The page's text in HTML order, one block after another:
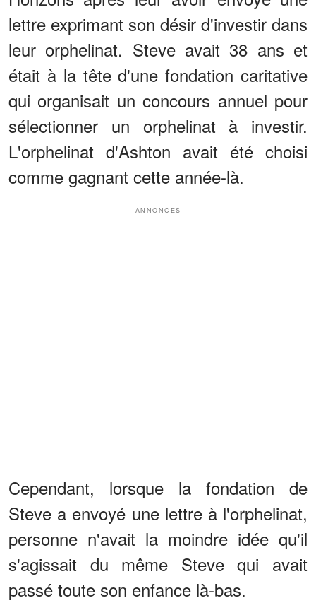
lettre exprimant son désir d'investir dans
leur orphelinat. Steve avait 38 ans et
était à la tête d'une fondation caritative
qui organisait un concours annuel pour
sélectionner un orphelinat à investir.
L'orphelinat d'Ashton avait été choisi
comme gagnant cette année-là.
ANNONCES
Cependant, lorsque la fondation de
Steve a envoyé une lettre à l'orphelinat,
personne n'avait la moindre idée qu'il
s'agissait du même Steve qui avait
passé toute son enfance là-bas.